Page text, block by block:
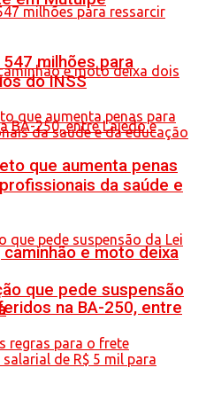
e moto deixa
na BA-250, entre
milhões para
do INSS
que aumenta penas
da saúde e
que pede suspensão